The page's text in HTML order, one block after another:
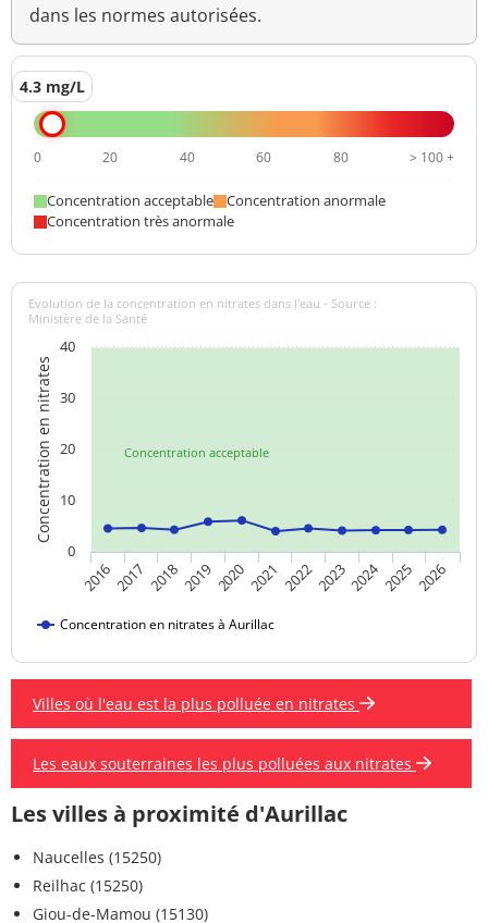
dans les normes autorisées.
4.3 mg/L
0 20 40 60 80 > 100 +
Concentration acceptable
Concentration anormale
Concentration très anormale
Concentration acceptable
Concentration en nitrates
Evolution de la concentration en nitrates dans l'eau - Source :
Ministère de la Santé
Concentration en nitrates à Aurillac
20162017 2018201920202021 20222023202420252026
0
10
20
30
40
Villes où l'eau est la plus polluée en nitrates
Les eaux souterraines les plus polluées aux nitrates
Les villes à proximité d'Aurillac
Naucelles (15250)
Reilhac (15250)
Giou-de-Mamou (15130)